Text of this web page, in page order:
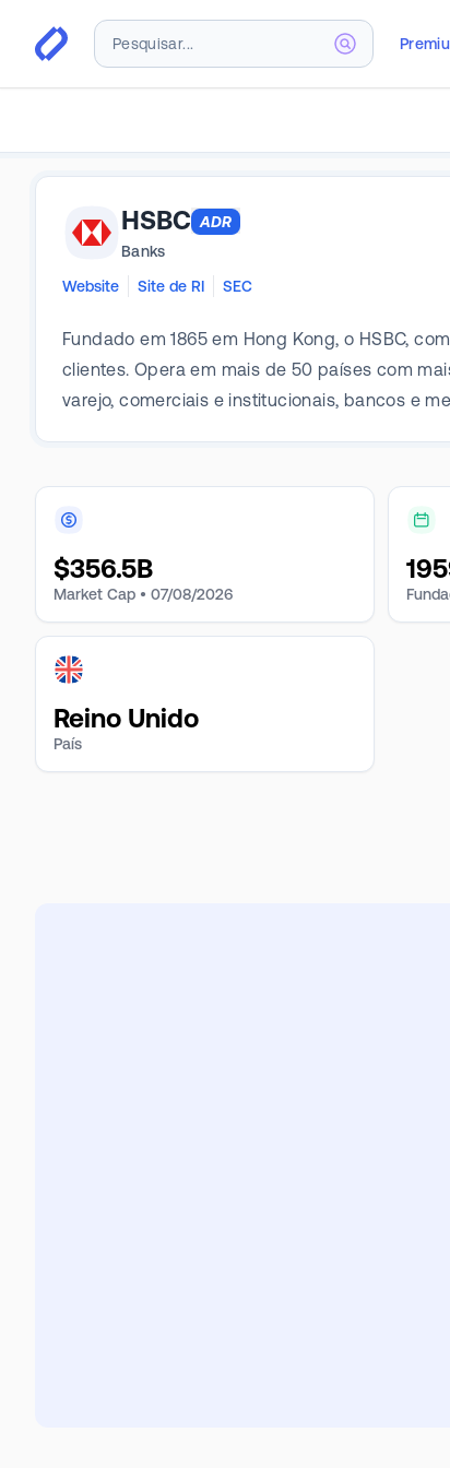
HSBC ADR
Banks
Website
Site de RI SEC
Fundado em 1865 em Hong Kong, o HSBC,
clientes. Opera em mais de 50 países com
varejo, comerciais e institucionais, bancos e
$356.5B
Market Cap • 07/08/2026
Reino Unido
País